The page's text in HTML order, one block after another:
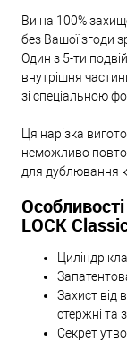
Ви на 100%
без Вашої згоди
Один з 5-ти
внутрішня
зі спеціальною
Ця нарізка
неможливо
для дублювання
LOCK
Циліндр
Захист від
стержні та
Секрет